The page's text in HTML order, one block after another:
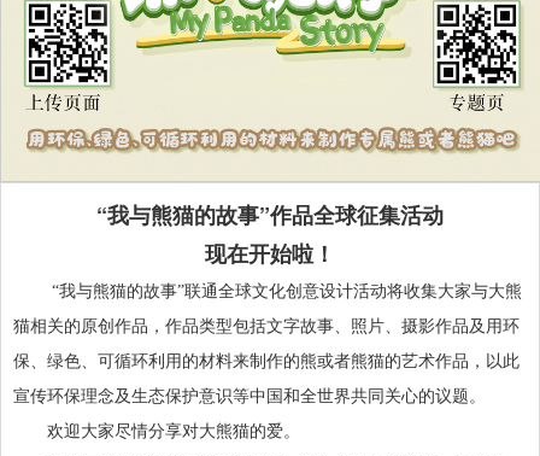
“我与熊猫的故事”作品全球征集活动
现在开始啦！
“我与熊猫的故事”联通全球文化创意设计活动将收集大家与大熊
猫相关的原创作品，作品类型包括文字故事、照片、摄影作品及用环
保、绿色、可循环利用的材料来制作的熊或者熊猫的艺术作品，以此
宣传环保理念及生态保护意识等中国和全世界共同关心的议题。
欢迎大家尽情分享对大熊猫的爱。